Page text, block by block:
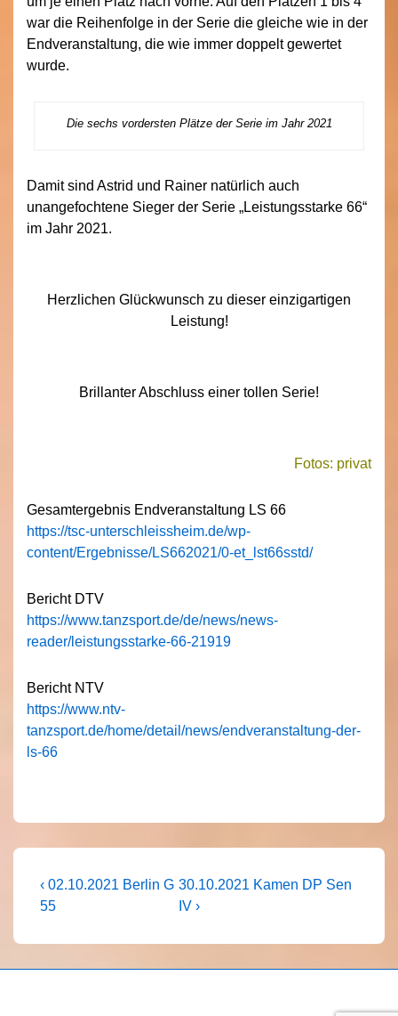
war die Reihenfolge in der Serie die gleiche wie in der
Endveranstaltung, die wie immer doppelt gewertet
wurde.
Die sechs vordersten Plätze der Serie im Jahr 2021
Damit sind Astrid und Rainer natürlich auch
unangefochtene Sieger der Serie „Leistungsstarke 66“
im Jahr 2021.
Herzlichen Glückwunsch zu dieser einzigartigen
Leistung!
Brillanter Abschluss einer tollen Serie!
Fotos: privat
Gesamtergebnis Endveranstaltung LS 66
https://tsc-unterschleissheim.de/wp-
content/Ergebnisse/LS662021/0-et_lst66sstd/
Bericht DTV
https://www.tanzsport.de/de/news/news-
reader/leistungsstarke-66-21919
Bericht NTV
https://www.ntv-
tanzsport.de/home/detail/news/endveranstaltung-der-
ls-66
Beitragsnavigation
Vorheriger
Beitrag
‹ 02.10.2021 Berlin G
55
Nächster
Beitrag
30.10.2021 Kamen DP Sen
IV ›